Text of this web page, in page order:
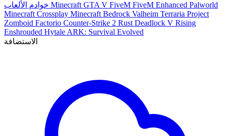
Minecraft GTA V FiveM FiveM Enhanced Palworld
Minecraft Crossplay Minecraft Bedrock Valheim Terraria Project
Zomboid Factorio Counter-Strike 2 Rust Deadlock V Rising
Enshrouded Hytale ARK: Survival Evolved
الاستضافة